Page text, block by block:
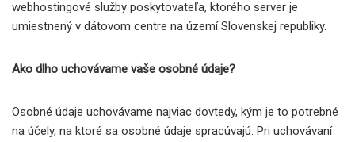
webhostingové služby poskytovateľa, ktorého server je
umiestnený v dátovom centre na území Slovenskej republiky.
Ako dlho uchovávame vaše osobné údaje?
Osobné údaje uchovávame najviac dovtedy, kým je to potrebné
na účely, na ktoré sa osobné údaje spracúvajú. Pri uchovávaní